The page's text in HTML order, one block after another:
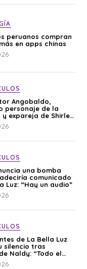
peruanos compran
en apps chinas
Angobaldo,
personaje de la
expareja de Shirley
una bomba
comunicado
Luz: “Hay un audio”
de La Bella Luz
silencio tras
Naldy: “Todo el